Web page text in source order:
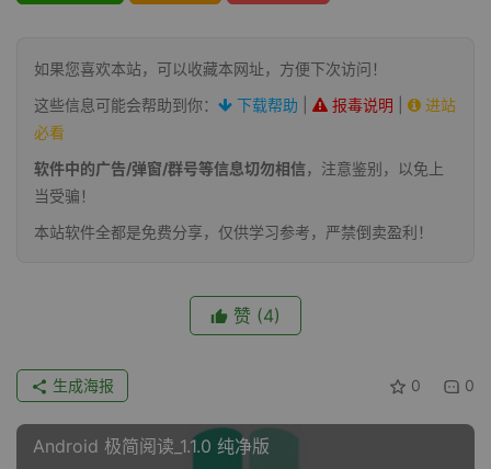
如果您喜欢本站，可以收藏本网址，方便下次访问！
这些信息可能会帮助到你：
下载帮助 报毒说明
进站
必看
软件中的广告/弹窗/群号等信息切勿相信，注意鉴别，以免上
当受骗！
本站软件全都是免费分享，仅供学习参考，严禁倒卖盈利！
赞 (4)
0 0
生成海报
Android 极简阅读_1.1.0 纯净版